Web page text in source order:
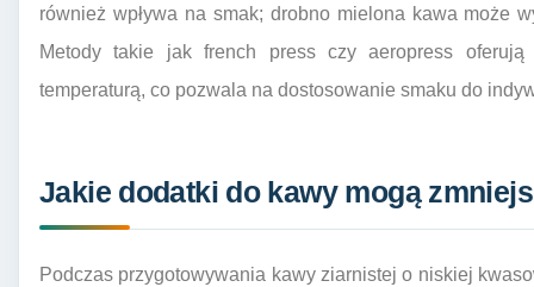
również wpływa na smak; drobno mielona kawa może
Metody takie jak french press czy aeropress
temperaturą, co pozwala na dostosowanie smaku do
Jakie dodatki do kawy mogą
Podczas przygotowywania kawy ziarnistej o niskiej